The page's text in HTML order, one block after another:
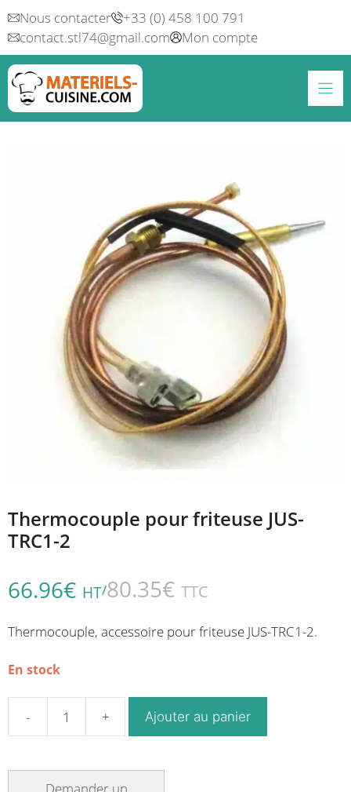
Aller
au
contenu
Nous contacter
+33 (0) 458 100 791
contact.stl74@gmail.com
Mon compte
Thermocouple pour friteuse JUS-
TRC1-2
66.96€ HT/80.35€ TTC
Thermocouple, accessoire pour friteuse JUS-TRC1-2.
En stock
quantité
pour
Ajouter au panier